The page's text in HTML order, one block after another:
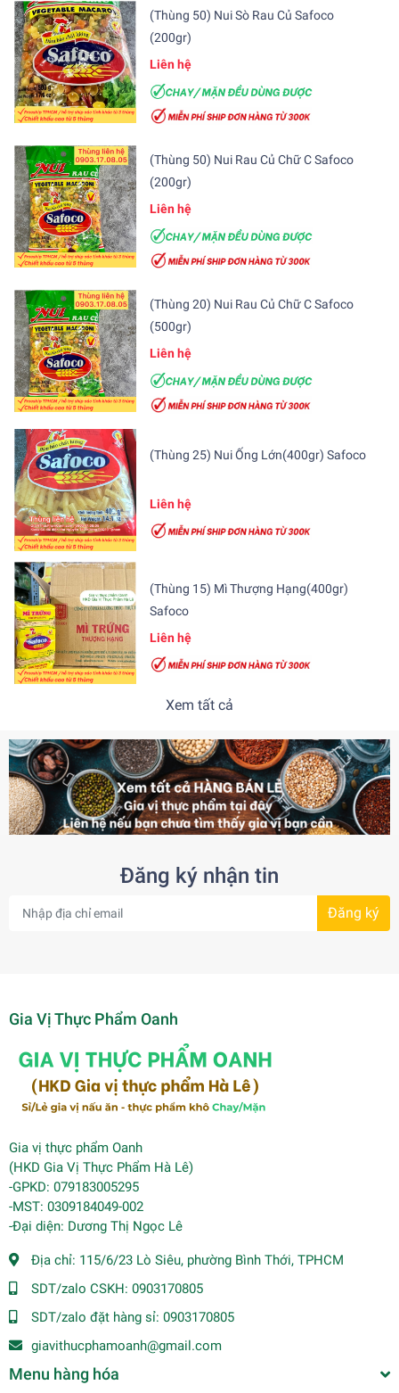
(Thùng 50) Nui Sò Rau Củ Safoco
(200gr)
Liên hệ
(Thùng 50) Nui Rau Củ Chữ C Safoco
(200gr)
Liên hệ
(Thùng 20) Nui Rau Củ Chữ C Safoco
(500gr)
Liên hệ
(Thùng 25) Nui Ống Lớn(400gr) Safoco
Liên hệ
(Thùng 15) Mì Thượng Hạng(400gr)
Safoco
Liên hệ
Xem tất cả
Đăng ký nhận tin
Đăng ký
Gia Vị Thực Phẩm Oanh
Gia vị thực phẩm Oanh
(HKD Gia Vị Thực Phẩm Hà Lê)
-GPKD: 079183005295
-MST: 0309184049-002
-Đại diện: Dương Thị Ngọc Lê
Địa chỉ: 115/6/23 Lò Siêu, phường Bình Thới, TPHCM
SDT/zalo CSKH: 0903170805
SDT/zalo đặt hàng sỉ: 0903170805
giavithucphamoanh@gmail.com
Menu hàng hóa